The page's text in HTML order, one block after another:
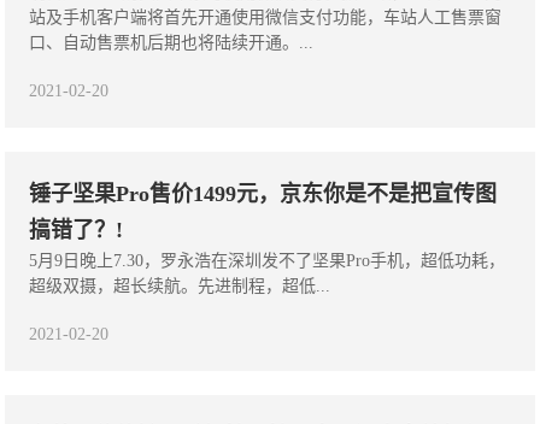
站及手机客户端将首先开通使用微信支付功能，车站人工售票窗
口、自动售票机后期也将陆续开通。...
2021-02-20
锤子坚果Pro售价1499元，京东你是不是把宣传图
搞错了？!
5月9日晚上7.30，罗永浩在深圳发不了坚果Pro手机，超低功耗，
超级双摄，超长续航。先进制程，超低...
2021-02-20